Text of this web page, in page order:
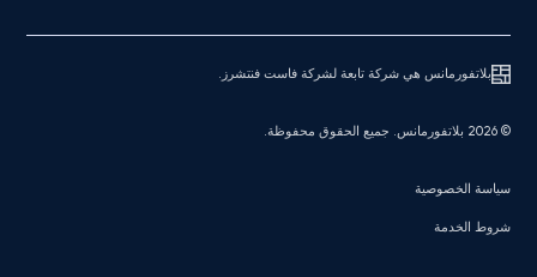
بلاتفورمانس هي شركة تابعة لشركة فاست فنتشرز.
© 2026 بلاتفورمانس. جميع الحقوق محفوظة.
سياسة الخصوصية
شروط الخدمة